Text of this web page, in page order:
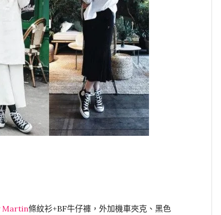
Martin條紋衫+BF牛仔褲，外加機車夾克、黑色